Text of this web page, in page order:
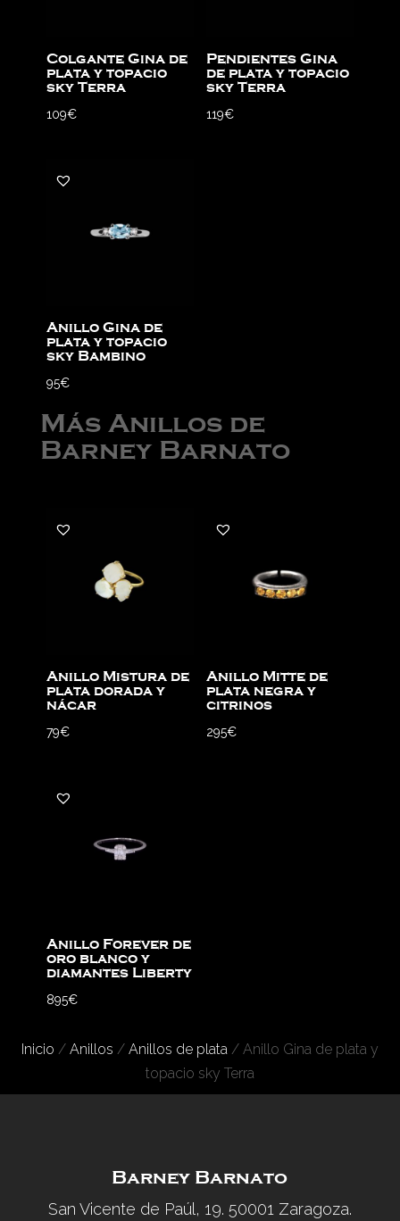
Colgante Gina de
plata y topacio
sky Terra
109€
Pendientes Gina
de plata y topacio
sky Terra
119€
Anillo Gina de
plata y topacio
sky Bambino
95€
Más Anillos de
Barney Barnato
Anillo Mistura de
plata dorada y
nácar
79€
Anillo Mitte de
plata negra y
citrinos
295€
Anillo Forever de
oro blanco y
diamantes Liberty
895€
Inicio / Anillos / Anillos de plata / Anillo Gina de plata y
topacio sky Terra
Barney Barnato
San Vicente de Paúl, 19. 50001 Zaragoza.